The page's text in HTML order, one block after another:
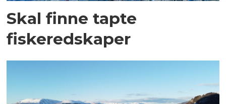
Skal finne tapte
fiskeredskaper